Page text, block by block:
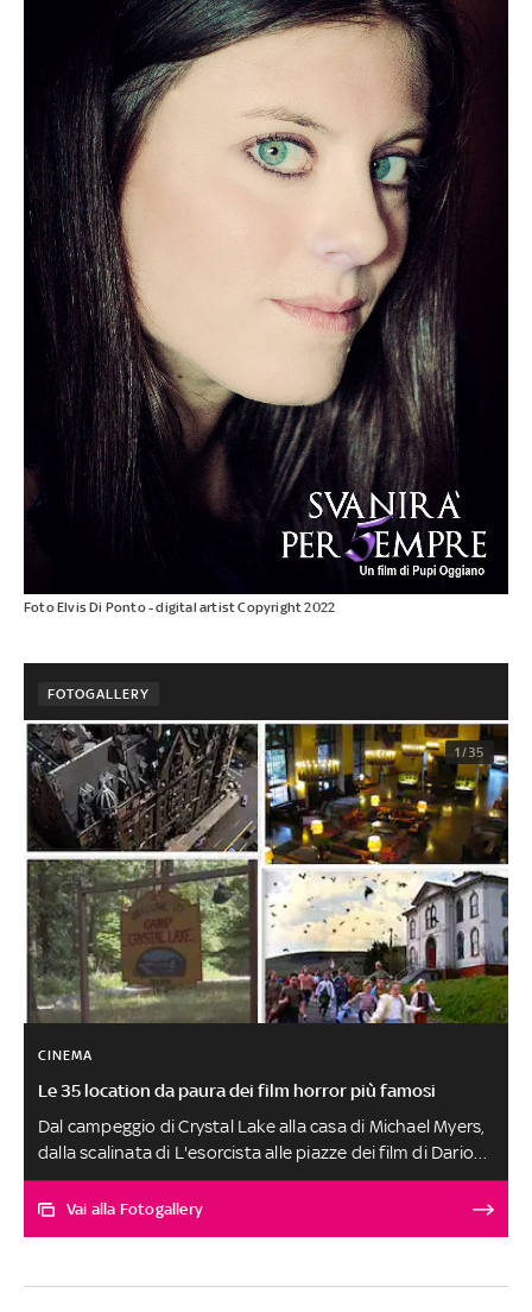
Foto Elvis Di Ponto - digital artist Copyright 2022
FOTOGALLERY
1/35
CINEMA
Le 35 location da paura dei film horror più famosi
Dal campeggio di Crystal Lake alla casa di Michael Myers,
dalla scalinata di L'esorcista alle piazze dei film di Dario
Argento, dal castello di The Well, alla dimoea di
Beetlejuice Beeltlejuice, un viaggio tra i luoghi iconici del
Vai alla Fotogallery